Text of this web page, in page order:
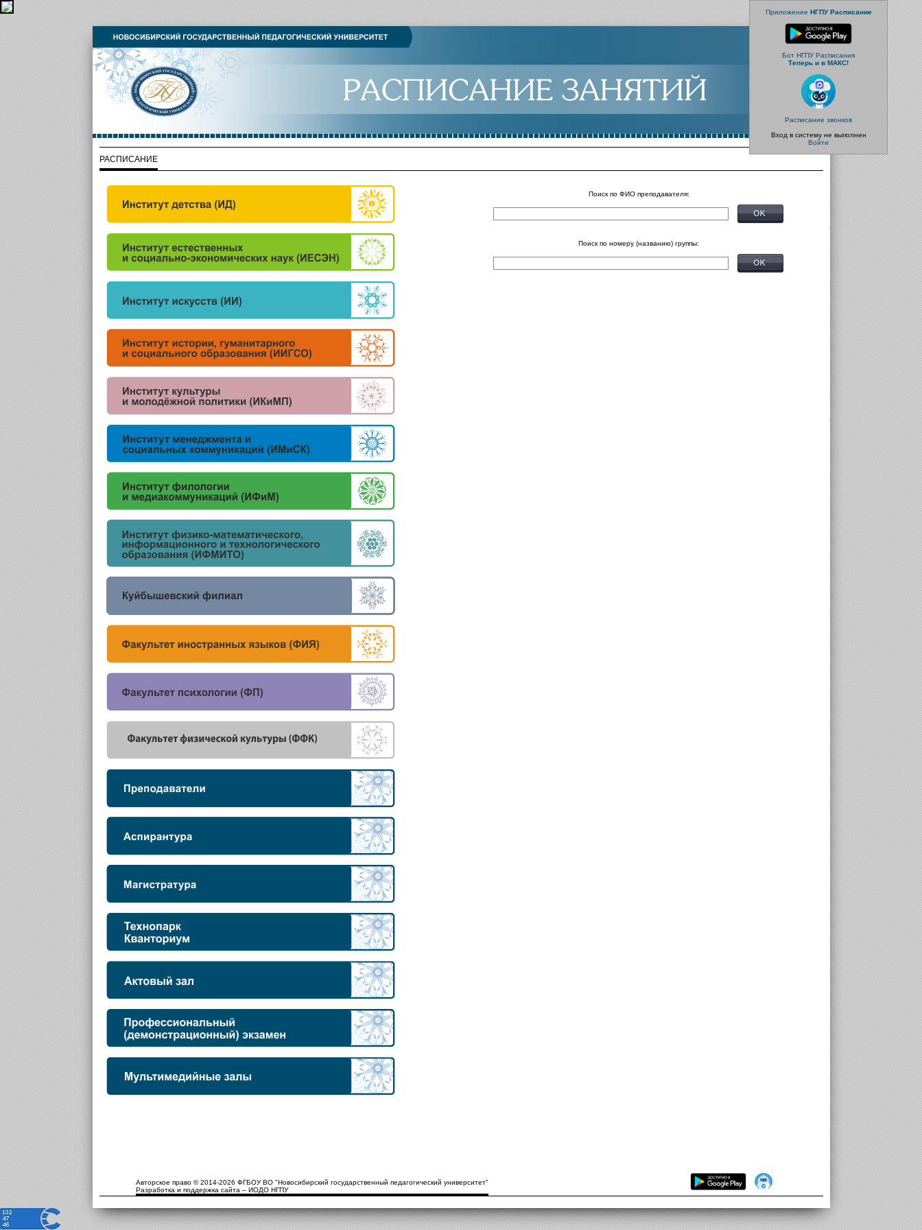
Приложение НГПУ Расписание
Бот НГПУ Расписания
Теперь и в МАКС!
Расписание звонков
Вход в систему не выполнен
Войти
РАСПИСАНИЕ
Поиск по ФИО преподавателя:
Поиск по номеру (названию) группы:
Авторское право © 2014-2026 ФГБОУ ВО "Новосибирский государственный педагогический университет"
Разработка и поддержка сайта – ИОДО НГПУ